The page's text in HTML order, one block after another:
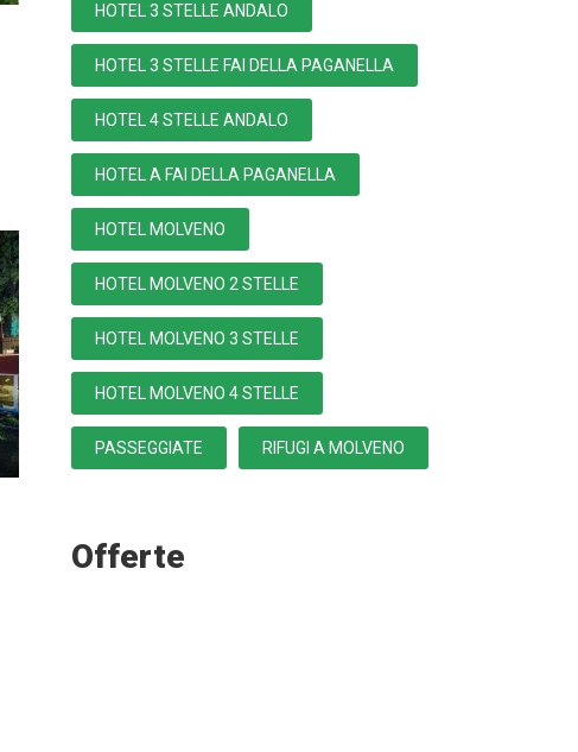
HOTEL 3 STELLE ANDALO
HOTEL 3 STELLE FAI DELLA PAGANELLA
HOTEL 4 STELLE ANDALO
HOTEL A FAI DELLA PAGANELLA
HOTEL MOLVENO
HOTEL MOLVENO 2 STELLE
HOTEL MOLVENO 3 STELLE
HOTEL MOLVENO 4 STELLE
PASSEGGIATE RIFUGI A MOLVENO
Offerte